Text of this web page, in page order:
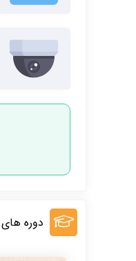
دوره